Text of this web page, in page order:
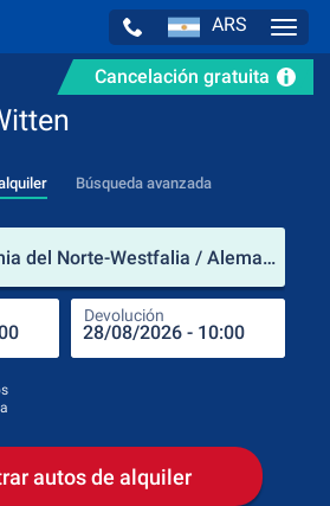
ARS
Cancelación gratuita
Búsqueda avanzada
Witten (Renania del Norte-Westfalia / Alemania)
Devolución
autos de alquiler